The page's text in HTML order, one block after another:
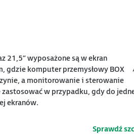
21,5” wyposażone są w ekran
gdzie komputer przemysłowy BOX
a monitorowanie i sterowanie
w przypadku, gdy do
ekranów.
Sprawdź